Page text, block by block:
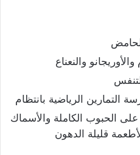
والنعناع
التمارين الرياضية بانتظام
الحبوب الكاملة والأسماك
قليلة الدهون